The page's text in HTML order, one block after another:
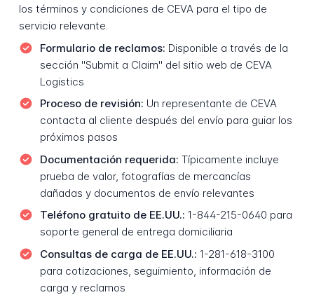
los términos y condiciones de CEVA para el tipo de
servicio relevante.
Formulario de reclamos: Disponible a través de la
sección "Submit a Claim" del sitio web de CEVA
Logistics
Proceso de revisión: Un representante de CEVA
contacta al cliente después del envío para guiar los
próximos pasos
Documentación requerida: Típicamente incluye
prueba de valor, fotografías de mercancías
dañadas y documentos de envío relevantes
Teléfono gratuito de EE.UU.: 1-844-215-0640 para
soporte general de entrega domiciliaria
Consultas de carga de EE.UU.: 1-281-618-3100
para cotizaciones, seguimiento, información de
carga y reclamos